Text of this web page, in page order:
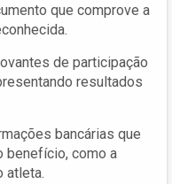
que comprove a
de participação
resultados
bancárias que
benefício, como a
atleta.